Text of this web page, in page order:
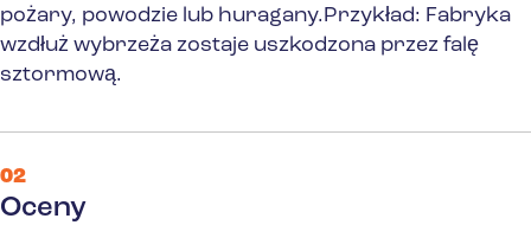
pożary, powodzie lub huragany.Przykład: Fabryka
wzdłuż wybrzeża zostaje uszkodzona przez falę
sztormową.
02
Oceny